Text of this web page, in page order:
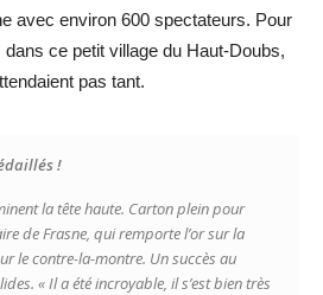
avec environ 600 spectateurs. Pour
dans ce petit village du Haut-Doubs,
pas tant.
!
la tête haute. Carton plein pour
de Frasne, qui remporte l’or sur la
le contre-la-montre. Un succès au
« Il a été incroyable, il s’est bien très